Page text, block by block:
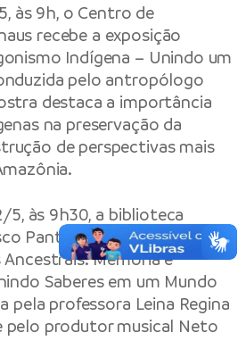
às 9h, o Centro de
recebe a exposição
Indígena – Unindo um
pelo antropólogo
destaca a importância
na preservação da
de perspectivas mais
5, às 9h30, a biblioteca
Pantoja Evangelista sediará
Ancestrais: Memória e
Saberes em um Mundo
pela professora Leina Regina
pelo produtor musical Neto